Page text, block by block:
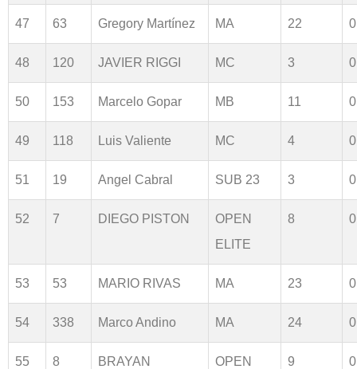
47 63 Gregory Martínez MA 22
48 120 JAVIER RIGGI MC 3
50 153 Marcelo Gopar MB 11
49 118 Luis Valiente MC 4
51 19 Angel Cabral SUB 23 3
52 7 DIEGO PISTON
OPEN
ELITE
8
53 53 MARIO RIVAS MA 23
54 338 Marco Andino MA 24
55 8
BRAYAN
OPEN
9